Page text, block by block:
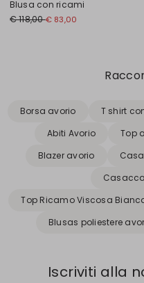
Blusa con ricami
€ 118,00€ 83,00
Borsa avorio T shirt
Abiti Avorio
Top
Blazer avorio
Top Ricamo Viscosa
Blusas poliestere
Iscriviti alla